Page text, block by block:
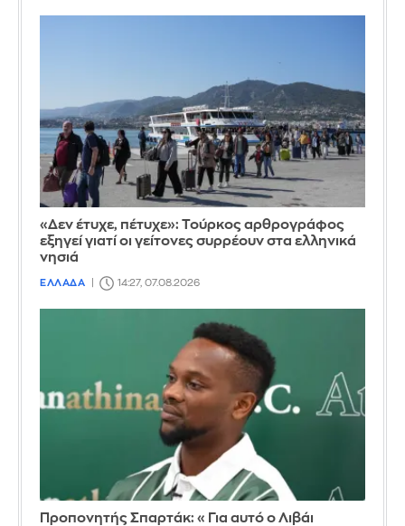
«Δεν έτυχε, πέτυχε»: Τούρκος αρθρογράφος
εξηγεί γιατί οι γείτονες συρρέουν στα ελληνικά
νησιά
ΕΛΛΑΔΑ 14:27, 07.08.2026
Προπονητής Σπαρτάκ: «Για αυτό ο Λιβάι